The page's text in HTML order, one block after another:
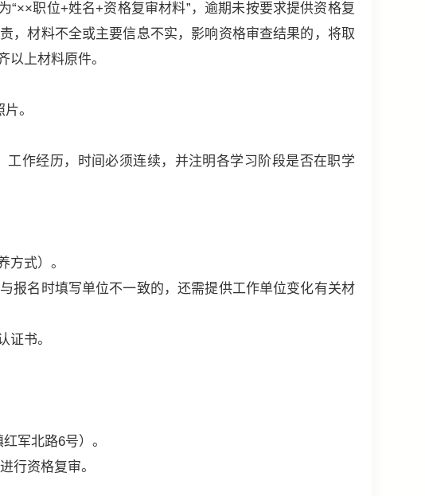
“××职位+姓名+资格复审材料”，逾期未按要求提供资格复
，材料不全或主要信息不实，影响资格审查结果的，将取
上材料原件。
。
作经历，时间必须连续，并注明各学习阶段是否在职学
式）。
名时填写单位不一致的，还需提供工作单位变化有关材
书。
军北路6号）。
行资格复审。